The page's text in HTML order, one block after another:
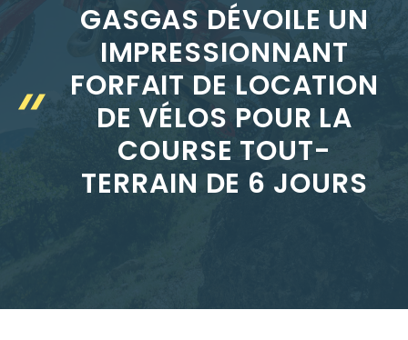
GASGAS DÉVOILE UN
IMPRESSIONNANT
FORFAIT DE LOCATION
DE VÉLOS POUR LA
COURSE TOUT-
TERRAIN DE 6 JOURS